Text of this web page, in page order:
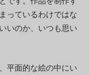
っているわけではな
いのか、いつも思い
平面的な絵の中にい